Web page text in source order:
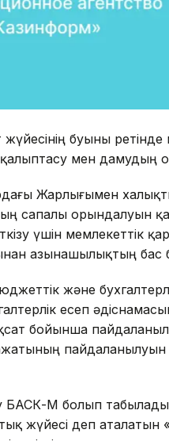
буыны
мен дамудың
Жарлығымен
сапалы орындалуын
үшін мемлекеттік
Қазынашылықтың
және
есеп
бойынша
БАСК-М болып
жүйесі деп